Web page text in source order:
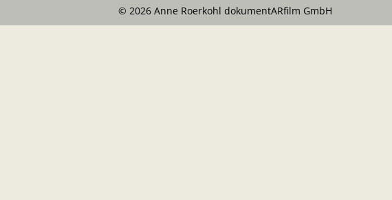
© 2026 Anne Roerkohl dokumentARfilm GmbH